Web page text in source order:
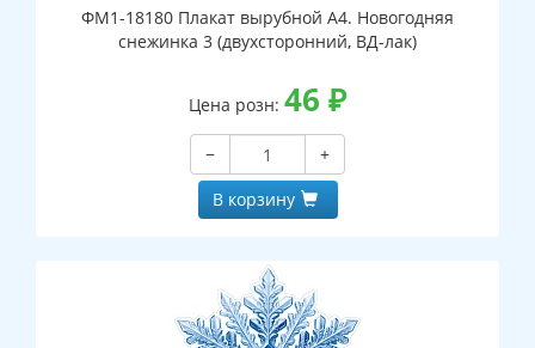
ФМ1-18180 Плакат вырубной А4. Новогодняя
снежинка 3 (двухсторонний, ВД-лак)
Цена розн: 46 ₽
−
+
В корзину